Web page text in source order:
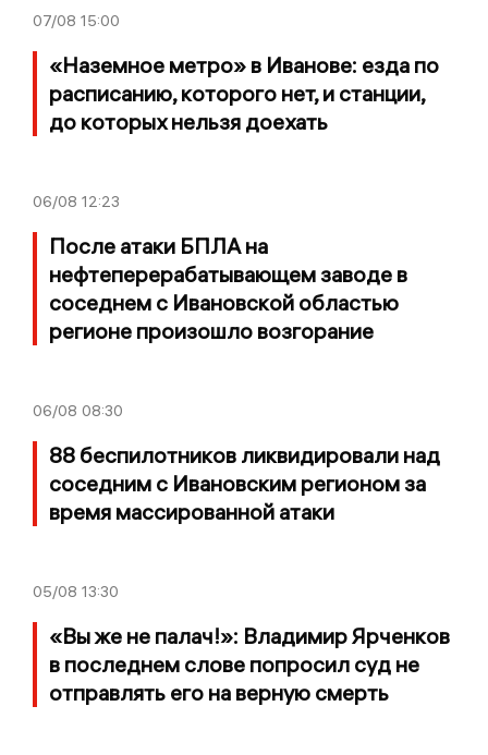
07/08 15:00
«Наземное метро» в Иванове: езда по
расписанию, которого нет, и станции,
до которых нельзя доехать
06/08 12:23
После атаки БПЛА на
нефтеперерабатывающем заводе в
соседнем с Ивановской областью
регионе произошло возгорание
06/08 08:30
88 беспилотников ликвидировали над
соседним с Ивановским регионом за
время массированной атаки
05/08 13:30
«Вы же не палач!»: Владимир Ярченков
в последнем слове попросил суд не
отправлять его на верную смерть